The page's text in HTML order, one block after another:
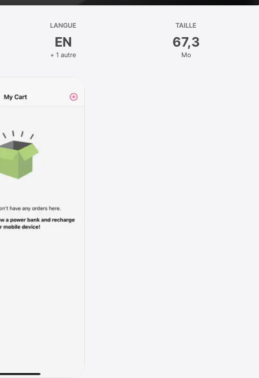
LANGUE
EN
+ 1 autre
TAILLE
67,3
Mo